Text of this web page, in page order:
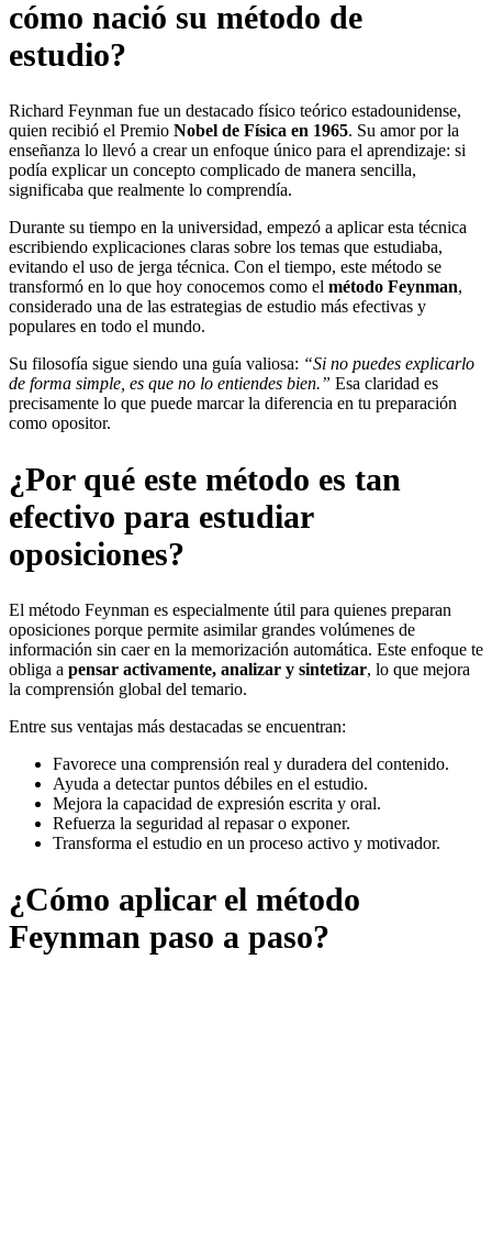
cómo nació su método de
estudio?
Richard Feynman fue un destacado físico teórico estadounidense,
quien recibió el Premio Nobel de Física en 1965. Su amor por la
enseñanza lo llevó a crear un enfoque único para el aprendizaje: si
podía explicar un concepto complicado de manera sencilla,
significaba que realmente lo comprendía.
Durante su tiempo en la universidad, empezó a aplicar esta técnica
escribiendo explicaciones claras sobre los temas que estudiaba,
evitando el uso de jerga técnica. Con el tiempo, este método se
transformó en lo que hoy conocemos como el método Feynman,
considerado una de las estrategias de estudio más efectivas y
populares en todo el mundo.
Su filosofía sigue siendo una guía valiosa: “Si no puedes explicarlo
de forma simple, es que no lo entiendes bien.” Esa claridad es
precisamente lo que puede marcar la diferencia en tu preparación
como opositor.
¿Por qué este método es tan
efectivo para estudiar
oposiciones?
El método Feynman es especialmente útil para quienes preparan
oposiciones porque permite asimilar grandes volúmenes de
información sin caer en la memorización automática. Este enfoque te
obliga a pensar activamente, analizar y sintetizar, lo que mejora
la comprensión global del temario.
Entre sus ventajas más destacadas se encuentran:
Favorece una comprensión real y duradera del contenido.
Ayuda a detectar puntos débiles en el estudio.
Mejora la capacidad de expresión escrita y oral.
Refuerza la seguridad al repasar o exponer.
Transforma el estudio en un proceso activo y motivador.
¿Cómo aplicar el método
Feynman paso a paso?